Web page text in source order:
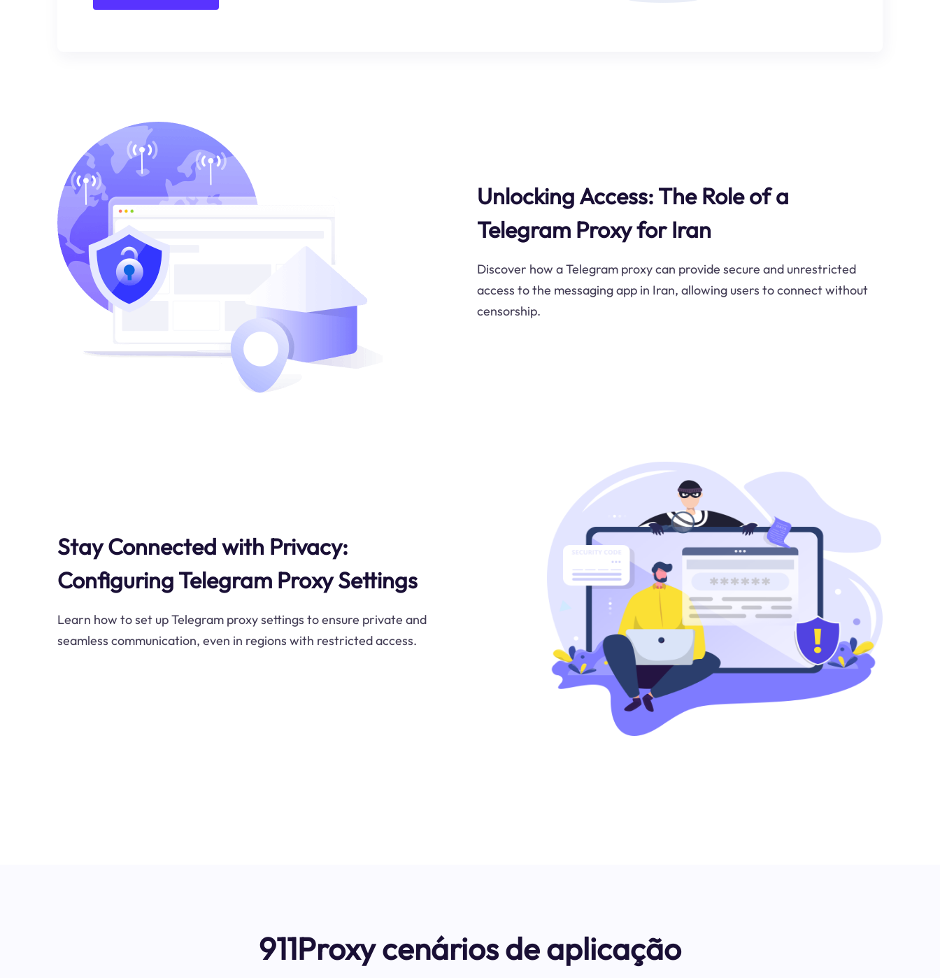
Unlocking Access: The Role of a
Telegram Proxy for Iran
Discover how a Telegram proxy can provide secure and unrestricted
access to the messaging app in Iran, allowing users to connect without
censorship.
Stay Connected with Privacy:
Configuring Telegram Proxy Settings
Learn how to set up Telegram proxy settings to ensure private and
seamless communication, even in regions with restricted access.
911Proxy cenários de aplicação